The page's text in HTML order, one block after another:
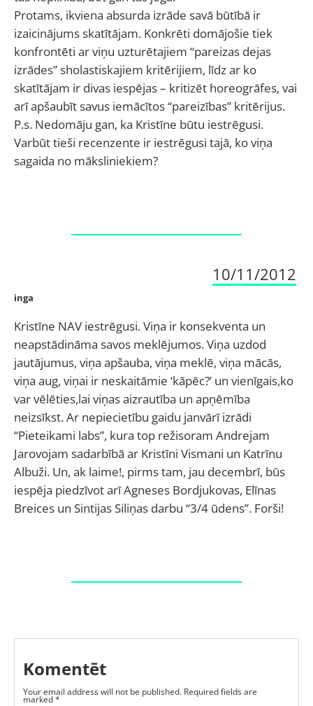
Protams, ikviena absurda izrāde savā būtībā ir
izaicinājums skatītājam. Konkrēti domājošie tiek
konfrontēti ar viņu uzturētajiem “pareizas dejas
izrādes” sholastiskajiem kritērijiem, līdz ar ko
skatītājam ir divas iespējas – kritizēt horeogrāfes, vai
arī apšaubīt savus iemācītos “pareizības” kritērijus.
P.s. Nedomāju gan, ka Kristīne būtu iestrēgusi.
Varbūt tieši recenzente ir iestrēgusi tajā, ko viņa
sagaida no māksliniekiem?
10/11/2012
inga
Kristīne NAV iestrēgusi. Viņa ir konsekventa un
neapstādināma savos meklējumos. Viņa uzdod
jautājumus, viņa apšauba, viņa meklē, viņa mācās,
viņa aug, viņai ir neskaitāmie ‘kāpēc?’ un vienīgais,ko
var vēlēties,lai viņas aizrautība un apņēmība
neizsīkst. Ar nepiecietību gaidu janvārī izrādi
“Pieteikami labs”, kura top režisoram Andrejam
Jarovojam sadarbībā ar Kristīni Vismani un Katrīnu
Albuži. Un, ak laime!, pirms tam, jau decembrī, būs
iespēja piedzīvot arī Agneses Bordjukovas, Elīnas
Breices un Sintijas Siliņas darbu “3/4 ūdens”. Forši!
Komentēt
Your email address will not be published. Required fields are
marked*